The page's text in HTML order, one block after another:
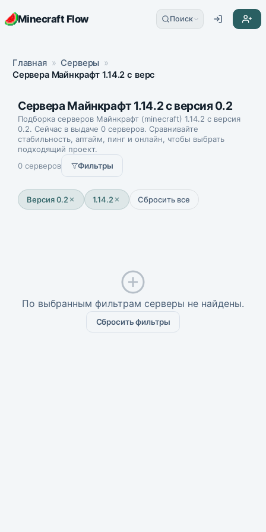
Minecraft Flow Поиск
Главная » Серверы »
Сервера Майнкрафт 1.14.2 с версия 0.2
Сервера Майнкрафт 1.14.2 с версия 0.2
Подборка серверов Майнкрафт (minecraft) 1.14.2 с версия
0.2. Сейчас в выдаче 0 серверов. Сравнивайте
стабильность, аптайм, пинг и онлайн, чтобы выбрать
подходящий проект.
0 серверов
Фильтры
Версия 0.2 1.14.2 Сбросить все
По выбранным фильтрам серверы не найдены.
Сбросить фильтры